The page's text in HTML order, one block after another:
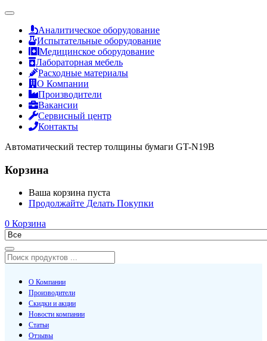
Аналитическое оборудование
Испытательные оборудование
Медицинское оборудование
Лабораторная мебель
Расходные материалы
О Компании
Производители
Вакансии
Сервисный центр
Контакты
Автоматический тестер толщины бумаги GT-N19B
Корзина
Ваша корзина пуста
Продолжайте Делать Покупки
0 Корзина
О Компании
Производители
Скидки и акции
Новости компании
Статьи
Отзывы